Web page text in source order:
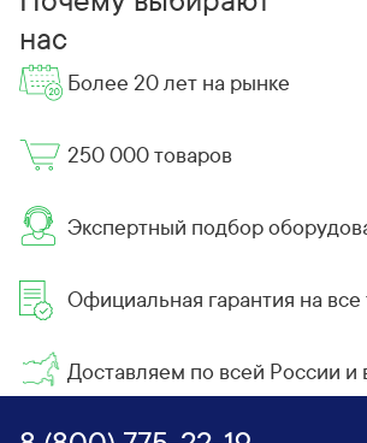
нас
Более 20 лет на рынке
250 000 товаров
Экспертный подбор
Официальная гарантия на все
Доставляем по всей России